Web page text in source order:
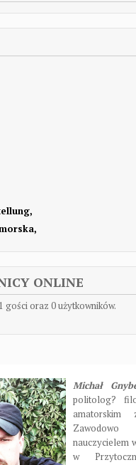
ONLINE
gości oraz 0 użytkowników.
Michał
politolog?
amatorskim
nauczycielem
w